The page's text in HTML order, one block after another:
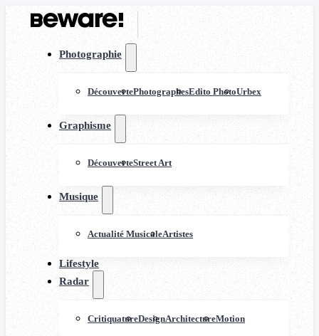
Photographie
DécouvertePhotographesEdito PhotoUrbex
Graphisme
DécouverteStreet Art
Musique
Actualité MusicaleArtistes
Lifestyle
Radar
CritiquatureDesignArchitectureMotion